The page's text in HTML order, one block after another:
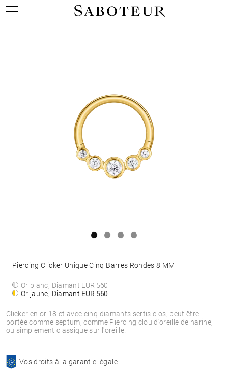
Clicker en or 18 ct avec cinq diamants sertis clos, peut être
portée comme septum, comme Piercing clou d'oreille de narine,
ou simplement classique sur l'oreille.
Piercing Clicker Unique Cinq Barres Rondes 8 MM
Or blanc, Diamant EUR 560
Or jaune, Diamant EUR 560
Vos droits à la garantie légale